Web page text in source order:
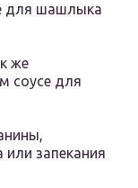
для шашлыка
же
соусе для
запекания